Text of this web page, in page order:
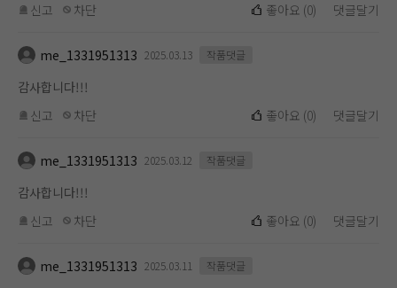
신고
차단 좋아요 (0) 댓글달기
me_1331951313 2025.03.13 작품댓글
감사합니다!!!
신고
차단 좋아요 (0) 댓글달기
me_1331951313 2025.03.12 작품댓글
감사합니다!!!
신고
차단 좋아요 (0) 댓글달기
me_1331951313 2025.03.11 작품댓글